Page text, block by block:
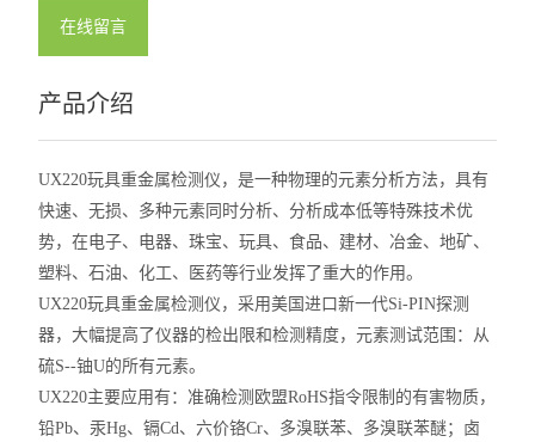
在线留言
产品介绍
UX220玩具重金属检测仪，是一种物理的元素分析方法，具有
快速、无损、多种元素同时分析、分析成本低等特殊技术优
势，在电子、电器、珠宝、玩具、食品、建材、冶金、地矿、
塑料、石油、化工、医药等行业发挥了重大的作用。
UX220玩具重金属检测仪，采用美国进口新一代Si-PIN探测
器，大幅提高了仪器的检出限和检测精度，元素测试范围：从
硫S--铀U的所有元素。
UX220主要应用有：准确检测欧盟RoHS指令限制的有害物质，
铅Pb、汞Hg、镉Cd、六价铬Cr、多溴联苯、多溴联苯醚；卤